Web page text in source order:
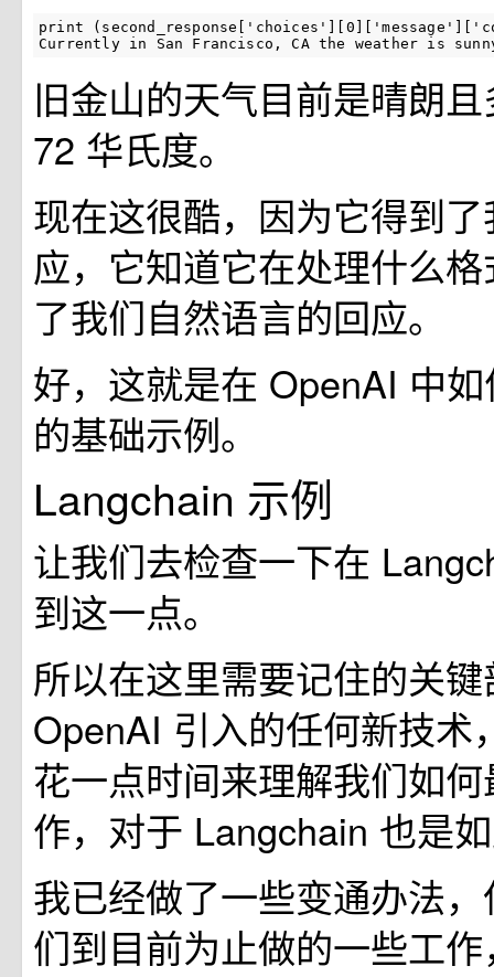
print
Currently in San Francisco, CA the weather is
旧金山的天气目前是晴朗
72 华氏度。
现在这很酷，因为它得到
应，它知道它在处理什么
了我们自然语言的回应。
好，这就是在 OpenAI 中
的基础示例。
Langchain 示例
让我们去检查一下在
到这一点。
所以在这里需要记住的关
OpenAI 引入的任何新技术
花一点时间来理解我们如
作，对于 Langchain 也是
我已经做了一些变通办法
们到目前为止做的一些工